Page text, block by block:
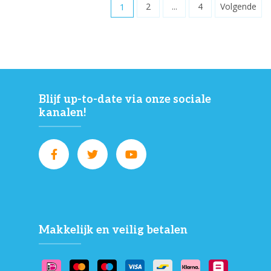
1 2 ... 4 Volgende
Blijf up-to-date via onze sociale
kanalen!
Makkelijk en veilig betalen